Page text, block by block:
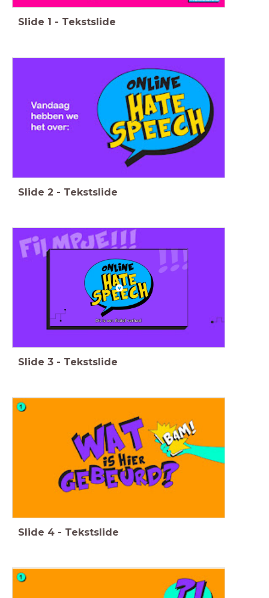
Slide 1 - Tekstslide
Slide 2 - Tekstslide
Slide 3 - Tekstslide
Slide 4 - Tekstslide